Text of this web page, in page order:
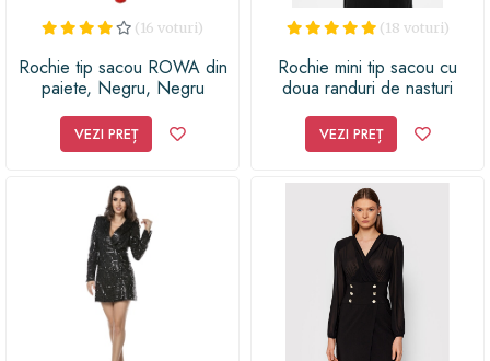
(16 voturi)
Rochie tip sacou ROWA din
paiete, Negru, Negru
VEZI PREȚ
(18 voturi)
Rochie mini tip sacou cu
doua randuri de nasturi
VEZI PREȚ